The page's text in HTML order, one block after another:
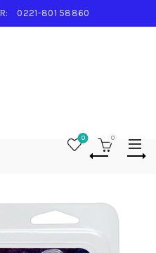
0221-801 58860
0 0